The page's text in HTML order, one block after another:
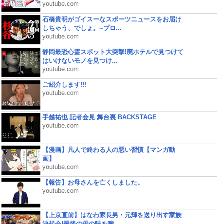
youtube.com
石橋貴明がゴイスーなスポーツニュースをお届け
しちゃう、でしょ。~プロ...
youtube.com
静岡最恐心霊スポット大突撃!廃ホテルで見つけて
はいけないモノを見つけ...
youtube.com
ご紹介します!!!
youtube.com
手越祐也 記者会見 舞台裏 BACKSTAGE
youtube.com
【漫画】凡人で終わる人の悪い習慣【マンガ動
画】
youtube.com
【報告】お母さんを亡くしました。
youtube.com
【上京直前】はなわ家長男・元輝を送り出す家族